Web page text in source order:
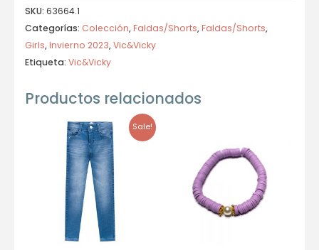
SKU: 63664.1
Categorías: Colección,Faldas/Shorts,Faldas/Shorts,
Girls,Invierno 2023,Vic&Vicky
Etiqueta: Vic&Vicky
Productos relacionados
Sale!